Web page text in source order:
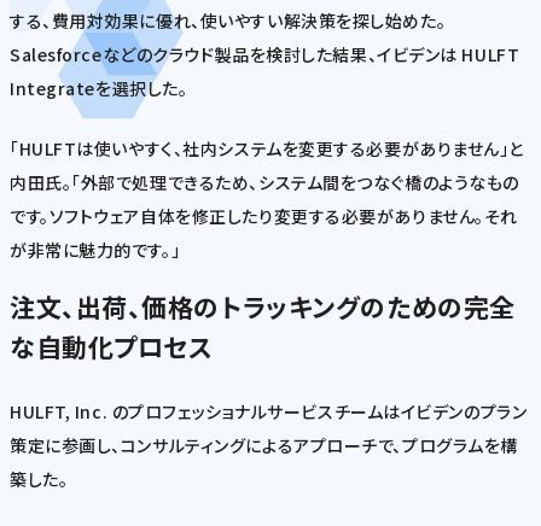
する、費用対効果に優れ、使いやすい解決策を探し始めた。
Salesforceなどのクラウド製品を検討した結果、イビデンは HULFT
Integrateを選択した。
「HULFTは使いやすく、社内システムを変更する必要がありません」と
内田氏。「外部で処理できるため、システム間をつなぐ橋のようなもの
です。ソフトウェア自体を修正したり変更する必要がありません。それ
が非常に魅力的です。」
注文、出荷、価格のトラッキングのための完全
な自動化プロセス
HULFT, Inc. のプロフェッショナルサービスチームはイビデンのプラン
策定に参画し、コンサルティングによるアプローチで、プログラムを構
築した。